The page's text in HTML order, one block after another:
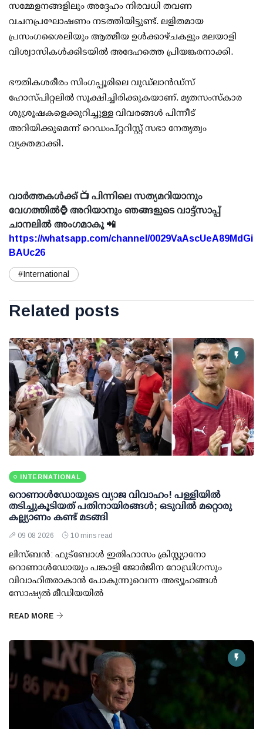
സമ്മേളനങ്ങളിലും അദ്ദേഹം നിരവധി തവണ
വചനപ്രഘോഷണം നടത്തിയിട്ടുണ്ട്. ലളിതമായ
പ്രസംഗശൈലിയും ആത്മീയ ഉൾക്കാഴ്ചകളും മലയാളി
വിശ്വാസികൾക്കിടയിൽ അദേഹത്തെ പ്രിയങ്കരനാക്കി.
ഭൗതികശരീരം സിംഗപ്പൂരിലെ വുഡ്ലാൻഡ്സ്
ഹോസ്പിറ്റലിൽ സൂക്ഷിച്ചിരിക്കുകയാണ്. മൃതസംസ്കാര
ശുശ്രൂഷകളെക്കുറിച്ചുള്ള വിവരങ്ങൾ പിന്നീട്
അറിയിക്കുമെന്ന് റെഡംപ്റ്ററിസ്റ്റ് സഭാ നേതൃത്വം
വ്യക്തമാക്കി.
വാർത്തകൾക്ക് 📺 പിന്നിലെ സത്യമറിയാനും
വേഗത്തിൽ⌚ അറിയാനും ഞങ്ങളുടെ വാട്ട്സാപ്പ്
ചാനലിൽ അംഗമാകൂ 📲
https://whatsapp.com/channel/0029VaAscUeA89MdGi
BAUc26
#International
Related posts
INTERNATIONAL
റൊണാള്‍ഡോയുടെ വ്യാജ വിവാഹം! പള്ളിയില്‍
തടിച്ചുകൂടിയത് പതിനായിരങ്ങള്‍; ഒടുവില്‍ മറ്റൊരു
കല്ല്യാണം കണ്ട് മടങ്ങി
09 08 2026 10 mins read
ലിസ്ബന്‍: ഫുട്‌ബോള്‍ ഇതിഹാസം ക്രിസ്റ്റ്യാനോ
റൊണാള്‍ഡോയും പങ്കാളി ജോര്‍ജീന റോഡ്രിഗസും
വിവാഹിതരാകാന്‍ പോകുന്നുവെന്ന അഭ്യൂഹങ്ങള്‍
സോഷ്യല്‍ മീഡിയയില്‍
READ MORE